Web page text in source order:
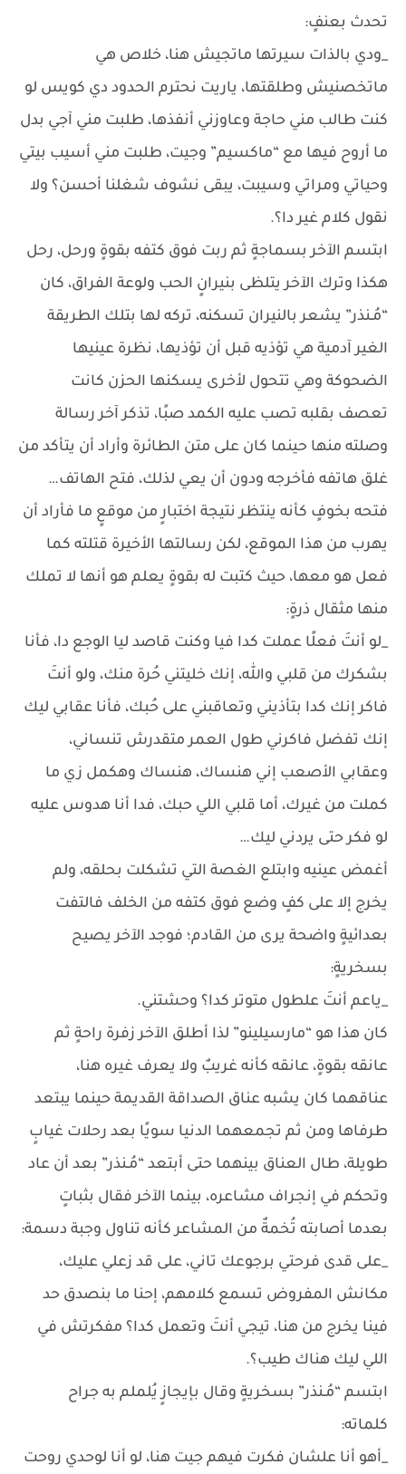
تحدث بعنفٍ:
_ودي بالذات سيرتها ماتجيش هنا، خلاص هي
ماتخصنيش وطلقتها، ياريت نحترم الحدود دي كويس لو
كنت طالب مني حاجة وعاوزني أنفذها، طلبت مني آجي بدل
ما أروح فيها مع “ماكسيم” وجيت، طلبت مني أسيب بيتي
وحياتي ومراتي وسيبت، يبقى نشوف شغلنا أحسن؟ ولا
نقول كلام غير دا؟.
ابتسم الآخر بسماجةٍ ثم ربت فوق كتفه بقوةٍ ورحل، رحل
هكذا وترك الآخر يتلظى بنيرانٍ الحب ولوعة الفراق، كان
“مُـنذر” يشعر بالنيران تسكنه، تركه لها بتلك الطريقة
الغير آدمية هي تؤذيه قبل أن تؤذيها، نظرة عينيها
الضحوكة وهي تتحول لأخرى يسكنها الحزن كانت
تعصف بقلبه تصب عليه الكمد صبًا، تذكر آخر رسالة
وصلته منها حينما كان على متن الطائرة وأراد أن يتأكد من
غلق هاتفه فأخرجه ودون أن يعي لذلك، فتح الهاتف…
فتحه بخوفٍ كأنه ينتظر نتيجة اختبارٍ من موقعٍ ما فأراد أن
يهرب من هذا الموقع، لكن رسالتها الأخيرة قتلته كما
فعل هو معها، حيث كتبت له بقوةٍ يعلم هو أنها لا تملك
منها مثقال ذرةٍ:
_لو أنتَ فعلًا عملت كدا فيا وكنت قاصد ليا الوجع دا، فأنا
بشكرك من قلبي والله، إنك خليتني حُرة منك، ولو أنتَ
فاكر إنك كدا بتأذيني وتعاقبني على حُبك، فأنا عقابي ليك
إنك تفضل فاكرني طول العمر متقدرش تنساني،
وعقابي الأصعب إني هنساك، هنساك وهكمل زي ما
كملت من غيرك، أما قلبي اللي حبك، فدا أنا هدوس عليه
لو فكر حتى يردني ليك…
أغمض عينيه وابتلع الغصة التي تشكلت بحلقه، ولم
يخرج إلا على كفٍ وضع فوق كتفه من الخلف فالتفت
بعدائيةٍ واضحة يرى من القادم؛ فوجد الآخر يصيح
بسخريةٍ:
_ياعم أنتَ علطول متوتر كدا؟ وحشتني.
كان هذا هو “مارسيلينو” لذا أطلق الآخر زفرة راحةٍ ثم
عانقه بقوةٍ، عانقه كأنه غريبٌ ولا يعرف غيره هنا،
عناقهما كان يشبه عناق الصداقة القديمة حينما يبتعد
طرفاها ومن ثم تجمعهما الدنيا سويًا بعد رحلات غيابٍ
طويلة، طال العناق بينهما حتى أبتعد “مُـنذر” بعد أن عاد
وتحكم في إنجراف مشاعره، بينما الآخر فقال بثباتٍ
بعدما أصابته تُخمةٌ من المشاعر كأنه تناول وجبة دسمة:
_على قدى فرحتي برجوعك تاني، على قد زعلي عليك،
مكانش المفروض تسمع كلامهم، إحنا ما بنصدق حد
فينا يخرج من هنا، تيجي أنتَ وتعمل كدا؟ مفكرتش في
اللي ليك هناك طيب؟.
ابتسم “مُـنذر” بسخريةٍ وقال بإيجازٍ يُلملم به جراح
كلماته:
_أهو أنا علشان فكرت فيهم جيت هنا، لو أنا لوحدي روحت